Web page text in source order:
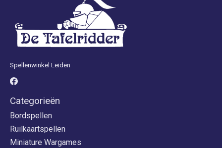
Spellenwinkel Leiden
Categorieën
Bordspellen
Ruilkaartspellen
Miniature Wargames